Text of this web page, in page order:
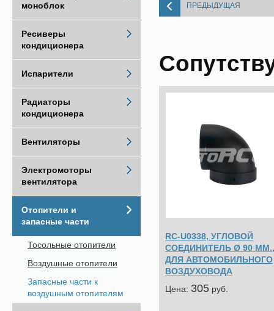
ПРЕДЫДУЩАЯ
RC-U0338, УГЛОВОЙ
СОЕДИНИТЕЛЬ Ø 90 ММ.,
ДЛЯ АВТОМОБИЛЬНОГО
ВОЗДУХОВОДА
Цена: 305 pуб.
моноблок
Ресиверы
кондиционера
Испарители
Радиаторы
кондиционера
Вентиляторы
Электромоторы
вентилятора
Отопители и
запасные части
Тосольные отопители
Воздушные отопители
Запасные части к
воздушным отопителям